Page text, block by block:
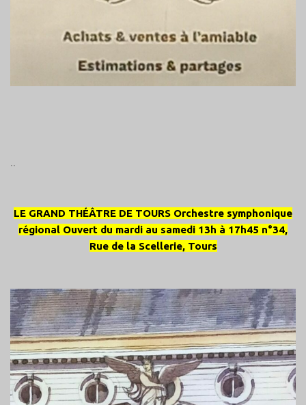
..
LE GRAND THÉÂTRE DE TOURS Orchestre symphonique
régional Ouvert du mardi au samedi 13h à 17h45 n°34,
Rue de la Scellerie, Tours